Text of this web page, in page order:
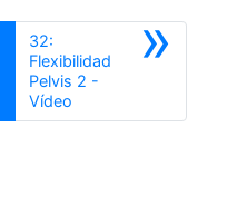
»
32:
Flexibilidad
Pelvis 2 -
VídeoSiguiente